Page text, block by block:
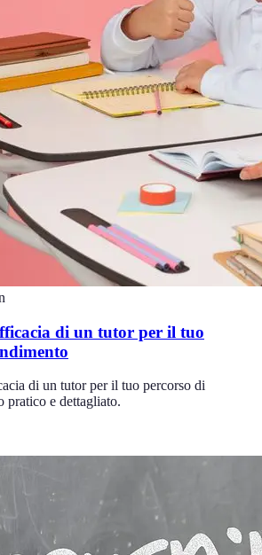
di un tutor per il tuo
di un tutor per il tuo percorso di
pratico e dettagliato.